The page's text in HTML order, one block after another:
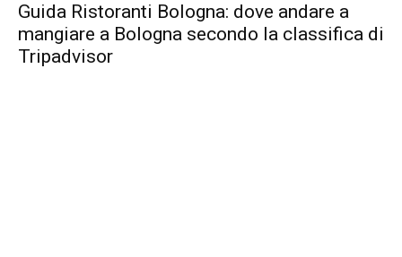
Guida Ristoranti Bologna: dove andare a
mangiare a Bologna secondo la classifica di
Tripadvisor